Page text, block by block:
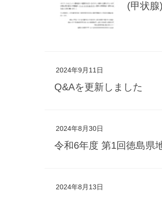
(甲状腺
2024年9月11日
Q&Aを更新しました
2024年8月30日
令和6年度 第1回徳島県
2024年8月13日